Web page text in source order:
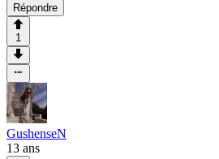
Répondre
1
GushenseN
13 ans